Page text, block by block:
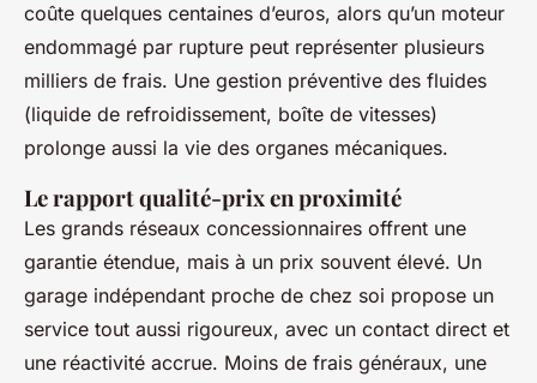
coûte quelques centaines d’euros, alors qu’un moteur
endommagé par rupture peut représenter plusieurs
milliers de frais. Une gestion préventive des fluides
(liquide de refroidissement, boîte de vitesses)
prolonge aussi la vie des organes mécaniques.
Le rapport qualité-prix en proximité
Les grands réseaux concessionnaires offrent une
garantie étendue, mais à un prix souvent élevé. Un
garage indépendant proche de chez soi propose un
service tout aussi rigoureux, avec un contact direct et
une réactivité accrue. Moins de frais généraux, une